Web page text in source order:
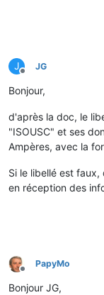
J
Offline
JG
Bonjour,
d'après la doc, le
"ISOUSC" et ses
Ampères, avec la
Si le libellé est
en réception des
Offline
PapyMo
Bonjour JG,